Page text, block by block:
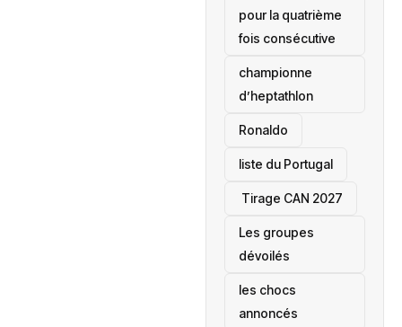
pour la quatrième
fois consécutive
championne
d’heptathlon
Ronaldo
liste du Portugal
‎ Tirage CAN 2027
Les groupes
dévoilés
les chocs
annoncés